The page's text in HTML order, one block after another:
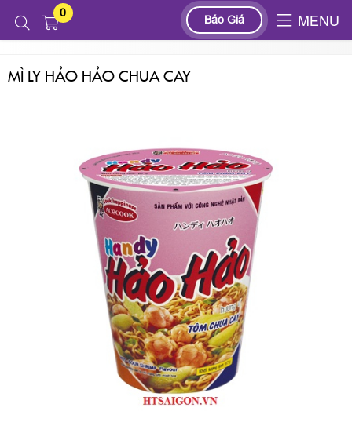
0
Báo Giá MENU
Sản phẩm
THỰC PHẨM, GIA VỊ
MÌ LY HẢO HẢO CHUA CAY